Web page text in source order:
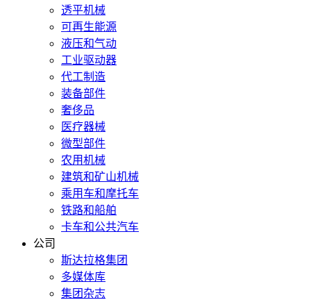
透平机械
可再生能源
液压和气动
工业驱动器
代工制造
装备部件
奢侈品
医疗器械
微型部件
农用机械
建筑和矿山机械
乘用车和摩托车
铁路和船舶
卡车和公共汽车
公司
斯达拉格集团
多媒体库
集团杂志